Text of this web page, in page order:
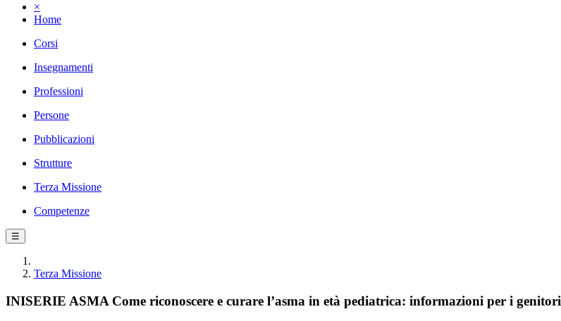
×
Home
Corsi
Insegnamenti
Professioni
Persone
Pubblicazioni
Strutture
Terza Missione
Competenze
☰
Terza Missione
INISERIE ASMA Come riconoscere e curare l’asma in età pediatrica: informazioni per i genitori